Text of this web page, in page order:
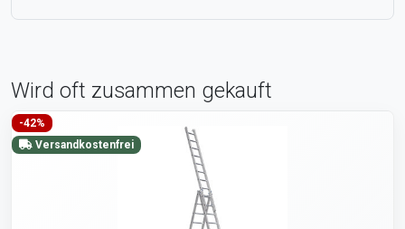
Wird oft zusammen gekauft
-42%
Versandkostenfrei